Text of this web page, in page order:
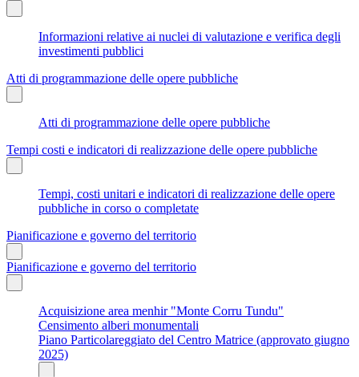
Informazioni relative ai nuclei di valutazione e verifica degli
investimenti pubblici
Atti di programmazione delle opere pubbliche
Atti di programmazione delle opere pubbliche
Tempi costi e indicatori di realizzazione delle opere pubbliche
Tempi, costi unitari e indicatori di realizzazione delle opere
pubbliche in corso o completate
Pianificazione e governo del territorio
Pianificazione e governo del territorio
Acquisizione area menhir "Monte Corru Tundu"
Censimento alberi monumentali
Piano Particolareggiato del Centro Matrice (approvato giugno
2025)